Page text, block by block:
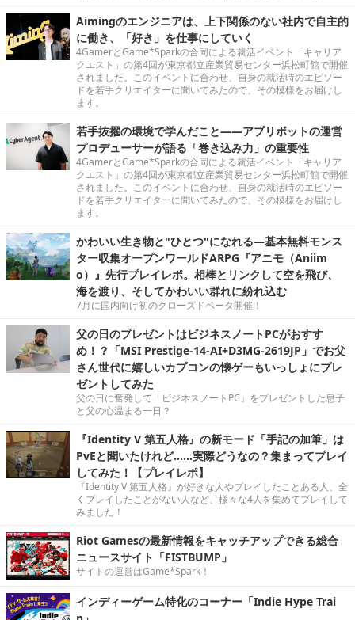
Aimingのエンジニアは、上下関係のない社内で自主的
に働き、「好き」を仕事にしていく
4GamerとGame*Sparkの合同による就活イベント「キャリア
クエスト」の第4回が東京都立産業貿易センター浜松町館で開催
されました。このイベントに合わせ、自身の就活時のエピソー
ドを若手クリエイターに聞いてみたので、その模様をお届けし
ます。
若手抜擢の環境で学んだこと――アプリボットの運営
プロデューサーが語る「巻き込み力」の重要性
4GamerとGame*Sparkの合同による就活イベント「キャリア
クエスト」の第4回が東京都立産業貿易センター浜松町館で開催
されました。このイベントに合わせ、自身の就活時のエピソー
ドを若手クリエイターに聞いてみたので、その模様をお届けし
ます。
かわいい生き物と"ひとつ"になれる―基本無料モンス
ター収集オープンワールドARPG『アニモ（Aniim
o）』先行プレイレポ。相棒とリンクして空を飛び、
海を渡り、そしてかわいい群れに紛れ込む
7月に国内向け初のクローズドベータ開催！
父の日のプレゼントはビジネスノートPCがおすす
め！？「MSI Prestige-14-AI+D3MG-2619JP」でお父
さん世代に嬉しいカプコンの懐ゲーもいっしょにプレ
ゼントしてみた
父の日に奮発して「ビジネスノートPC」をプレゼントした息子
と父の心温まる一日？
『Identity V 第五人格』の新モード「手記の加筆」は
PvEと聞いたけれど……実際どうなの？集まってプレイ
してみた！【プレイレポ】
『Identity V 第五人格』が好きな人やプレイしたことある人、全
くプレイしたことがない人など、様々な4人を集めてプレイして
みました！
Riot Gamesの最新情報をキャッチアップできる総合
ニュースサイト「FISTBUMP」
サイトの運営はGame*Spark！
インディーゲーム特化のコーナー「Indie Hype Trai